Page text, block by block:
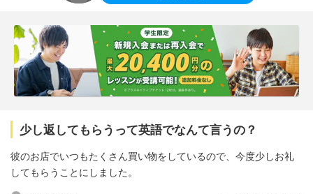
少し返してもらうって英語でなんて言うの？
彼のお店でいつもたくさん買い物をしているので、今度少しお礼
してもらうことにしました。